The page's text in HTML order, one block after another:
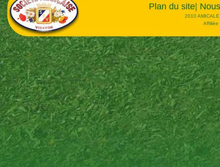
Plan du site|
2010
Affiliée